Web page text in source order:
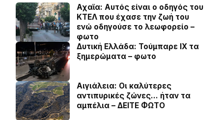
Αχαϊα: Αυτός είναι ο οδηγός του
ΚΤΕΛ που έχασε την ζωή του
ενώ οδηγούσε το λεωφορείο –
φωτο
Δυτική Ελλάδα: Τούμπαρε ΙΧ τα
ξημερώματα – φωτο
Αιγιάλεια: Οι καλύτερες
αντιπυρικές ζώνες… ήταν τα
αμπέλια – ΔΕΙΤΕ ΦΩΤΟ